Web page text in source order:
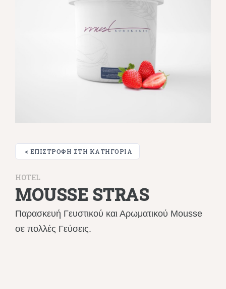
< ΕΠΙΣΤΡΟΦΉ ΣΤΗ ΚΑΤΗΓΟΡΊΑ
HOTEL
MOUSSE STRAS
Παρασκευή Γευστικού και Αρωματικού Mousse
σε πολλές Γεύσεις.